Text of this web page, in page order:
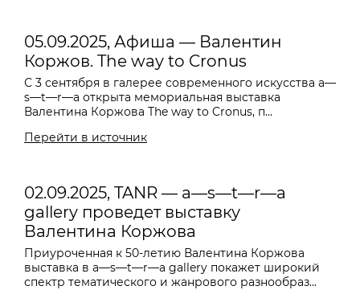
05.09.2025, Афиша — Валентин
Коржов. The way to Cronus
С 3 сентября в галерее современного искусства a—
s—t—r—a открыта мемориальная выставка
Валентина Коржова The way to Cronus, п...
Перейти в источник
02.09.2025, TANR — a—s—t—r—a
gallery проведет выставку
Валентина Коржова
Приуроченная к 50-летию Валентина Коржова
выставка в a—s—t—r—a gallery покажет широкий
спектр тематического и жанрового разнообраз...